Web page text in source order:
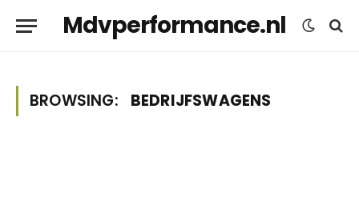
Mdvperformance.nl
BROWSING: BEDRIJFSWAGENS